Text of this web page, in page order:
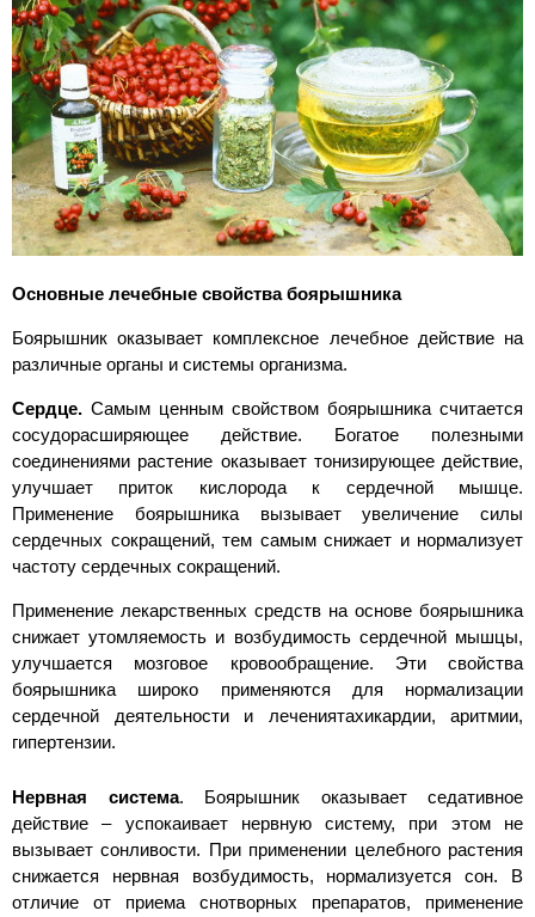
Основные лечебные свойства боярышника
Боярышник оказывает комплексное лечебное действие на
различные органы и системы организма.
Сердце. Самым ценным свойством боярышника считается
сосудорасширяющее действие. Богатое полезными
соединениями растение оказывает тонизирующее действие,
улучшает приток кислорода к сердечной мышце.
Применение боярышника вызывает увеличение силы
сердечных сокращений, тем самым снижает и нормализует
частоту сердечных сокращений.
Применение лекарственных средств на основе боярышника
снижает утомляемость и возбудимость сердечной мышцы,
улучшается мозговое кровообращение. Эти свойства
боярышника широко применяются для нормализации
сердечной деятельности и лечениятахикардии, аритмии,
гипертензии.
Нервная система. Боярышник оказывает седативное
действие – успокаивает нервную систему, при этом не
вызывает сонливости. При применении целебного растения
снижается нервная возбудимость, нормализуется сон. В
отличие от приема снотворных препаратов, применение